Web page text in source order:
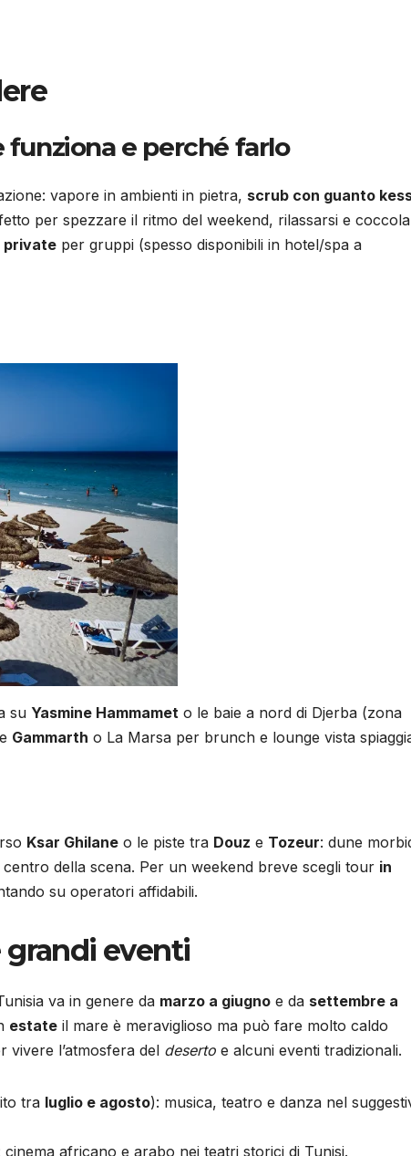
e perché farlo
vapore in ambienti in pietra, scrub con guanto
per spezzare il ritmo del weekend, rilassarsi e
private per gruppi (spesso disponibili in hotel/spa a
su Yasmine Hammamet o le baie a nord di Djerba (zona
Gammarth o La Marsa per brunch e lounge vista
Ksar Ghilane o le piste tra Douz e Tozeur: dune
della scena. Per un weekend breve scegli tour in
su operatori affidabili.
grandi eventi
va in genere da marzo a giugno e da settembre a
estate il mare è meraviglioso ma può fare molto caldo
vivere l’atmosfera del deserto e alcuni eventi tradizionali.
tra luglio e agosto): musica, teatro e danza nel
cinema africano e arabo nei teatri storici di Tunisi.